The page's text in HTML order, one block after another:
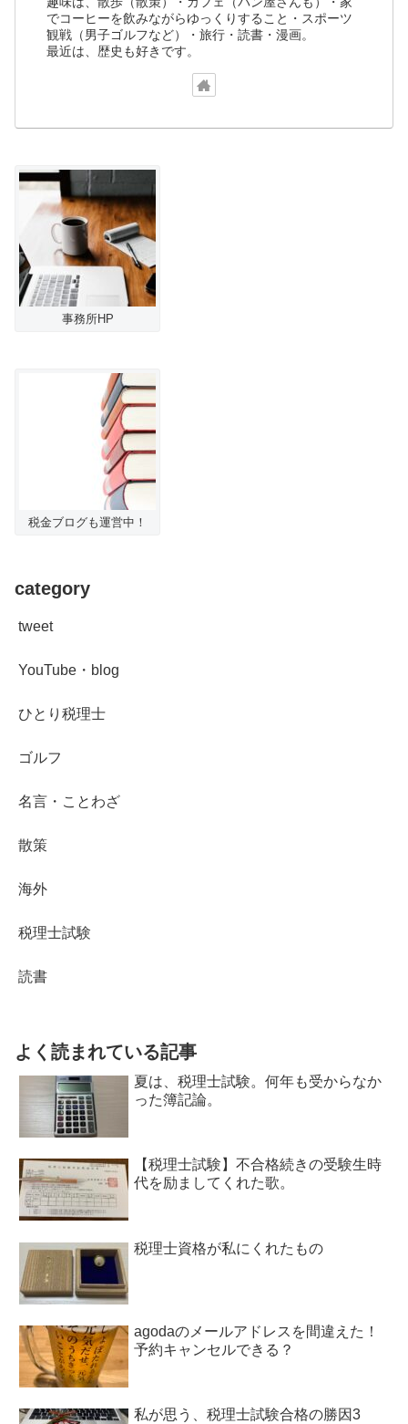
でコーヒーを飲みながらゆっくりすること・スポーツ
観戦（男子ゴルフなど）・旅行・読書・漫画。
最近は、歴史も好きです。
事務所HP
税金ブログも運営中！
category
tweet
YouTube・blog
ひとり税理士
ゴルフ
名言・ことわざ
散策
海外
税理士試験
読書
よく読まれている記事
夏は、税理士試験。何年も受からなか
った簿記論。
【税理士試験】不合格続きの受験生時
代を励ましてくれた歌。
税理士資格が私にくれたもの
agodaのメールアドレスを間違えた！
予約キャンセルできる？
私が思う、税理士試験合格の勝因3